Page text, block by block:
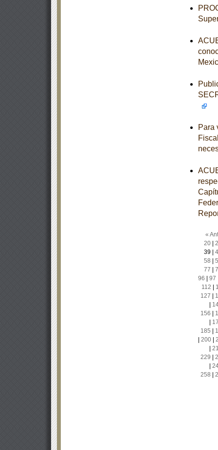
Para
«
20|
39|
58
77
96
97
112
127
156
185
200|
229
258